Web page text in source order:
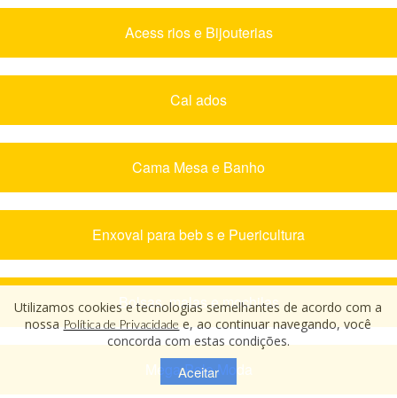
Acess rios e Bijouterias
Cal ados
Cama Mesa e Banho
Enxoval para beb s e Puericultura
Bolsas, malas e mochilas
Mega Polo Moda
Utilizamos cookies e tecnologias semelhantes de acordo com a
nossaPolítica de Privacidadee, ao continuar navegando, você
concorda com estas condições.
Aceitar